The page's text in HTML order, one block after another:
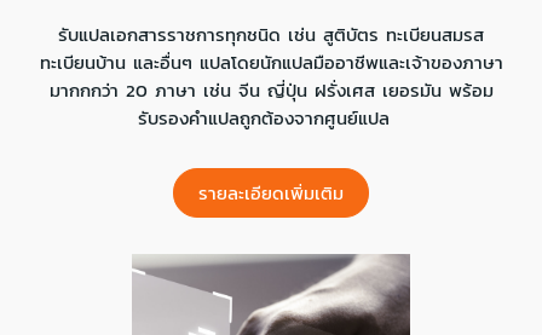
รับแปลเอกสารราชการทุกชนิด เช่น สูติบัตร ทะเบียนสมรส
ทะเบียนบ้าน และอื่นๆ แปลโดยนักแปลมืออาชีพและเจ้าของภาษา
มากกกว่า 20 ภาษา เช่น จีน ญี่ปุ่น ฝรั่งเศส เยอรมัน พร้อม
รับรองคำแปลถูกต้องจากศูนย์แปล
รายละเอียดเพิ่มเติม